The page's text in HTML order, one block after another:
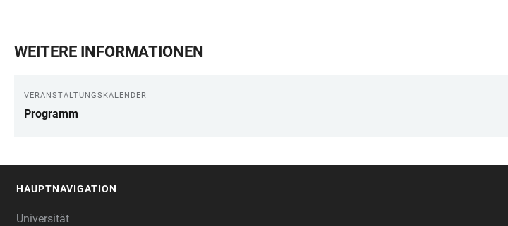
WEITERE INFORMATIONEN
VERANSTALTUNGSKALENDER
Programm
HAUPTNAVIGATION
Universität